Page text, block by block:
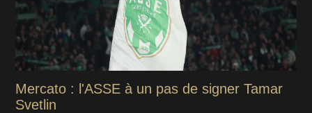
Mercato : l'ASSE à un pas de signer Tamar
Svetlin